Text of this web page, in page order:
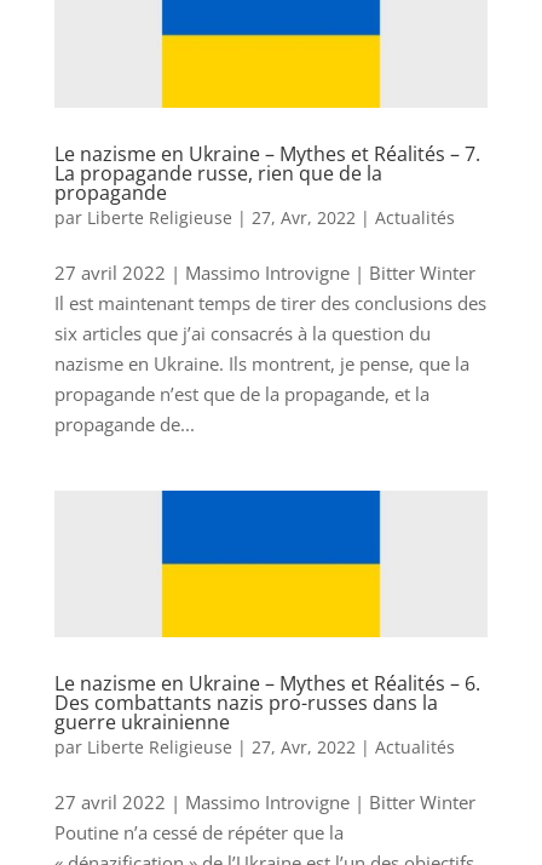
Le nazisme en Ukraine – Mythes et Réalités – 7.
La propagande russe, rien que de la
propagande
par Liberte Religieuse | 27, Avr, 2022| Actualités
27 avril 2022 | Massimo Introvigne | Bitter Winter
Il est maintenant temps de tirer des conclusions des
six articles que j’ai consacrés à la question du
nazisme en Ukraine. Ils montrent, je pense, que la
propagande n’est que de la propagande, et la
propagande de...
Le nazisme en Ukraine – Mythes et Réalités – 6.
Des combattants nazis pro-russes dans la
guerre ukrainienne
par Liberte Religieuse | 27, Avr, 2022 | Actualités
27 avril 2022 | Massimo Introvigne | Bitter Winter
Poutine n’a cessé de répéter que la